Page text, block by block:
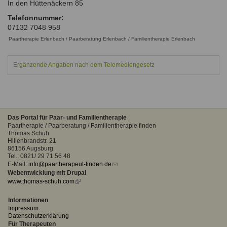
Qualitätssicherung
Qualität unserer Therapeuten
Familienthemen
Systemischer Ansatz
Ausbildungsinstitute
Fortbildungen
Information über Qualifikation
vergessen?
Anmelden
Links
Formular zur Registrierung
In den Hüttenäckern 85
Telefonnummer:
07132 7048 958
Paartherapie Erlenbach / Paarberatung Erlenbach / Familientherapie Erlenbach
Ergänzende Angaben nach dem Telemediengesetz
Das Portal für Paar- und Familientherapie
Paartherapie / Paarberatung / Familientherapie finden
Thomas Schuh
Hillenbrandstr. 21
86156 Augsburg
Tel.: 0821/ 29 71 56 48
E-Mail: info@paartherapeut-finden.de (link
Webentwicklung mit Drupal
www.thomas-schuh.com(link
Informationen
Impressum
Datenschutzerklärung
Für Therapeuten